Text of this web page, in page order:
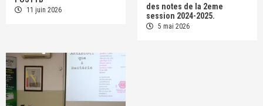
11 juin 2026
des notes de la 2eme
session 2024-2025.
5 mai 2026